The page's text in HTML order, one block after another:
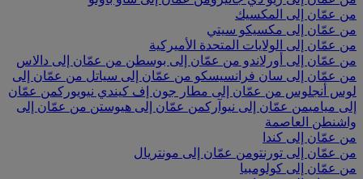
من عمّان إلى المكسيك
من عمّان إلى مكسيكو سيتي
من عمّان إلى الولايات المتحدة الأميركية
من عمّان إلى أورلاندو من عمّان إلى بوسطن من عمّان إلى دالاس
من عمّان إلى سان فرانسيسكو من عمّان إلى سياتل من عمّان إلى
لوس أنجلوس من عمّان إلى مطار جون إف كيندي نيويوركمن عمّان
إلى مياميمن عمّان إلى نيوآركمن عمّان إلى هيوستن من عمّان إلى
واشنطن العاصمة
من عمّان إلى كندا
من عمّان إلى تورنتومن عمّان إلى مونتريال
من عمّان إلى كولومبيا